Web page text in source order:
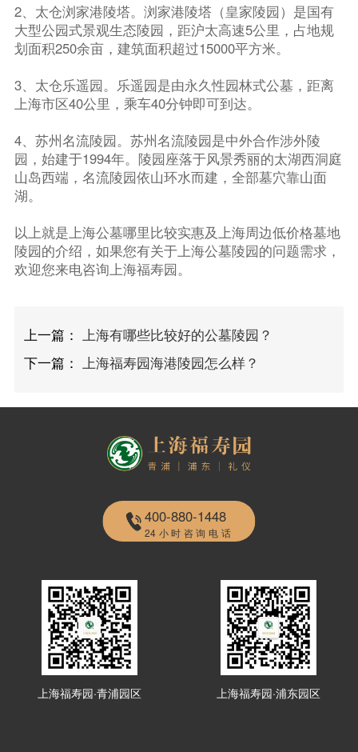
2、太仓浏家港陵塔。浏家港陵塔（皇家陵园）是国有
大型公园式景观生态陵园，距沪太高速5公里，占地规
划面积250余亩，建筑面积超过15000平方米。
3、太仓乐遥园。乐遥园是由永久性园林式公墓，距离
上海市区40公里，乘车40分钟即可到达。
4、苏州名流陵园。苏州名流陵园是中外合作涉外陵
园，始建于1994年。陵园座落于风景秀丽的太湖西洞庭
山岛西端，名流陵园依山环水而建，全部墓穴靠山面
湖。
以上就是上海公墓哪里比较实惠及上海周边低价格墓地
陵园的介绍，如果您有关于上海公墓陵园的问题需求，
欢迎您来电咨询上海福寿园。
上一篇： 上海有哪些比较好的公墓陵园？
下一篇： 上海福寿园海港陵园怎么样？
400-880-1448
24小时咨询电话
上海福寿园·青浦园区 上海福寿园·浦东园区